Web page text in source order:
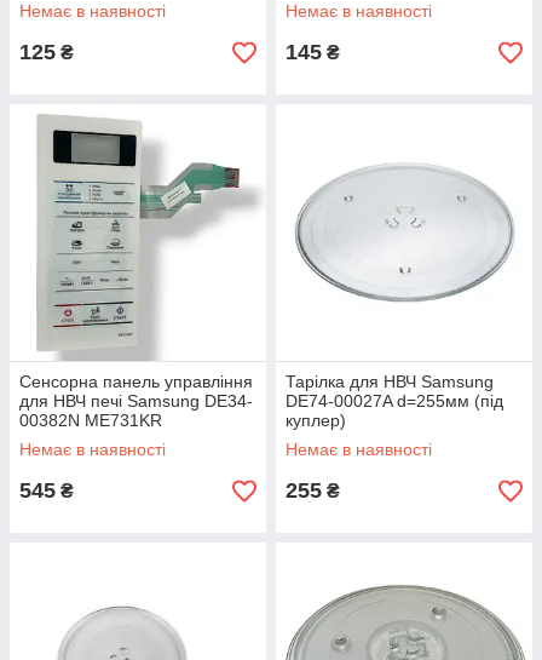
Немає в наявності
125 ₴
Немає в наявності
145 ₴
Сенсорна панель управління
для НВЧ печі Samsung DE34-
00382N ME731KR
Немає в наявності
545 ₴
Тарілка для НВЧ Samsung
DE74-00027A d=255мм (під
куплер)
Немає в наявності
255 ₴